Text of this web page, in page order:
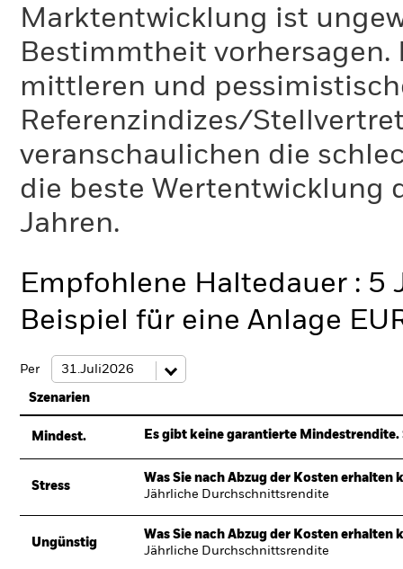
Marktentwicklung ist
Bestimmtheit
mittleren und
Referenzindizes/
veranschaulichen die
die beste Wertentwicklung
Jahren.
Empfohlene Haltedauer : 5
Beispiel für eine Anlage
Per
Szenarien
Mindest. Es gibt keine garantierte
Stress
Was Sie nach Abzug der Kosten erhalten
Jährliche Durchschnittsrendite
Ungünstig
Was Sie nach Abzug der Kosten erhalten
Jährliche Durchschnittsrendite